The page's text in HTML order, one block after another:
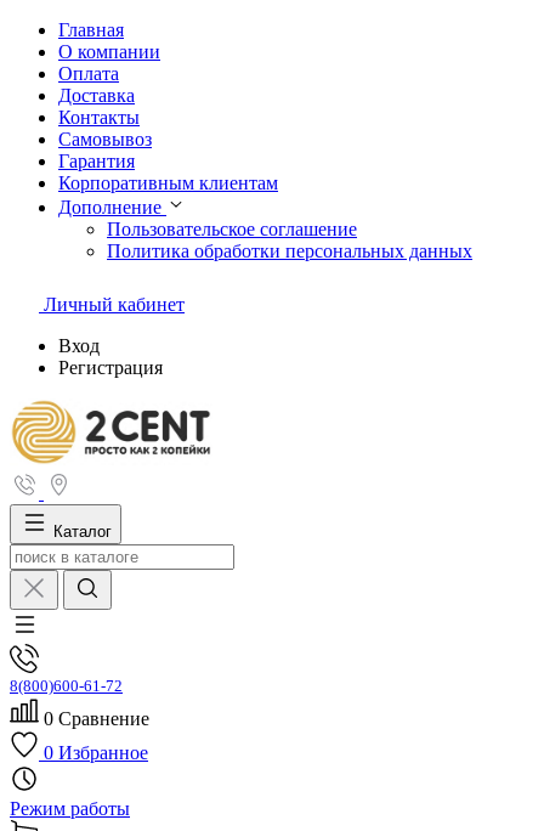
Главная
О компании
Оплата
Доставка
Контакты
Самовывоз
Гарантия
Корпоративным клиентам
Дополнение
Пользовательское соглашение
Политика обработки персональных данных
Личный кабинет
Вход
Регистрация
Каталог
8(800)600-61-72
0 Сравнение
0 Избранное
Режим работы